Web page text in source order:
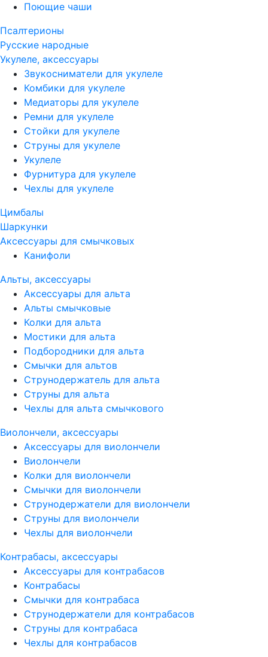
Поющие чаши
Псалтерионы
Русские народные
Укулеле, аксессуары
Звукосниматели для укулеле
Комбики для укулеле
Медиаторы для укулеле
Ремни для укулеле
Стойки для укулеле
Струны для укулеле
Укулеле
Фурнитура для укулеле
Чехлы для укулеле
Цимбалы
Шаркунки
Аксессуары для смычковых
Канифоли
Альты, аксессуары
Аксессуары для альта
Альты смычковые
Колки для альта
Мостики для альта
Подбородники для альта
Смычки для альтов
Струнодержатель для альта
Струны для альта
Чехлы для альта смычкового
Виолончели, аксессуары
Аксессуары для виолончели
Виолончели
Колки для виолончели
Смычки для виолончели
Струнодержатели для виолончели
Струны для виолончели
Чехлы для виолончели
Контрабасы, аксессуары
Аксессуары для контрабасов
Контрабасы
Смычки для контрабаса
Струнодержатели для контрабасов
Струны для контрабаса
Чехлы для контрабасов